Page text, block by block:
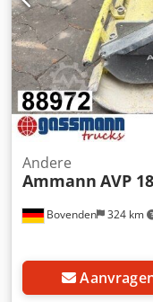
Bovenden 324 km
Andere
Ammann AVP